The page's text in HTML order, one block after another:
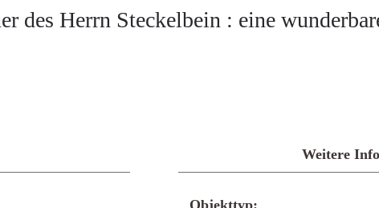
des Herrn Steckelbein : eine
Weitere
Objekttyp: